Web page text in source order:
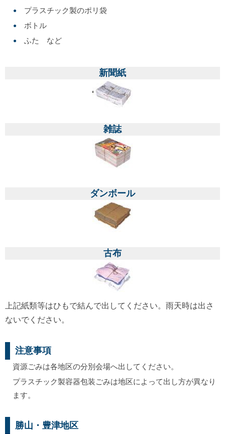
プラスチック製のポリ袋
ボトル
ふた など
新聞紙
雑誌
ダンボール
古布
上記紙類等はひもで結んで出してください。雨天時は出さ
ないでください。
注意事項
資源ごみは各地区の分別会場へ出してください。
プラスチック製容器包装ごみは地区によって出し方が異なり
ます。
勝山・豊津地区